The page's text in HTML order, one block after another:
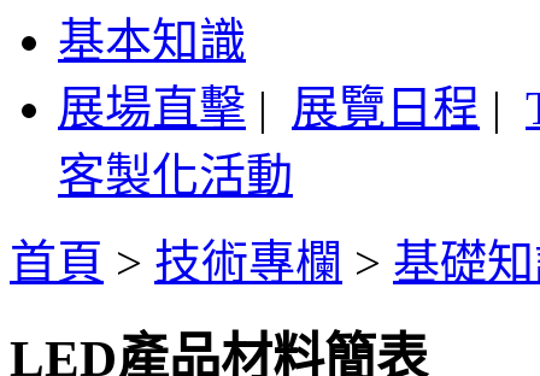
基本知識
展場直擊 | 展覽日程 |
客製化活動
首頁 > 技術專欄 > 基礎
LED產品材料簡表